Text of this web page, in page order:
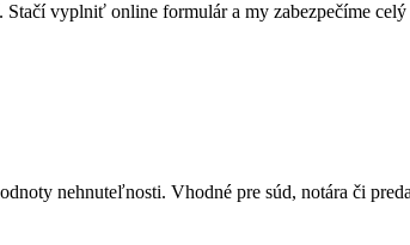
vyplniť online formulár a my zabezpečíme celý
nehnuteľnosti. Vhodné pre súd, notára či